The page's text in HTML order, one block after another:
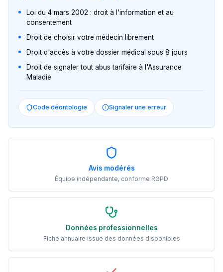
Loi du 4 mars 2002 : droit à l'information et au
consentement
Droit de choisir votre médecin librement
Droit d'accès à votre dossier médical sous 8 jours
Droit de signaler tout abus tarifaire à l'Assurance
Maladie
Code déontologie Signaler une erreur
Avis modérés
Équipe indépendante, conforme RGPD
Données professionnelles
Fiche annuaire issue des données disponibles